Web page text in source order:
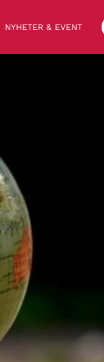
NYHETER & EVENT
Vad
Enkelt uttryckt
kroppen ifrån
stärkelse från
diabetes klarar
producera
produceras